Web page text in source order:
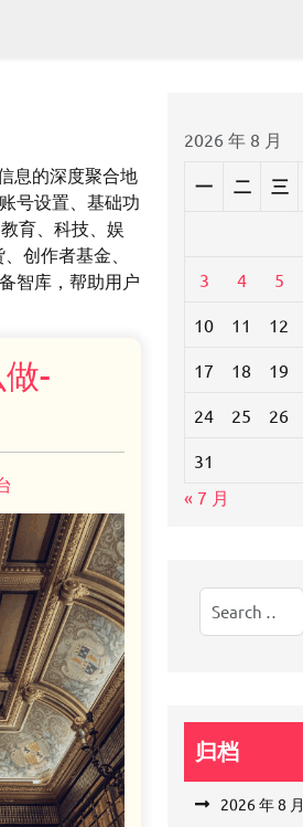
息的深度聚合地
号设置、基础功
育、科技、娱
创作者基金、
智库，帮助用户
-
2026 年 8 月
一 二 三
3 4 5
10 11 12
17 18 19
24 25 26
31
« 7 月
归档
2026 年 8 月